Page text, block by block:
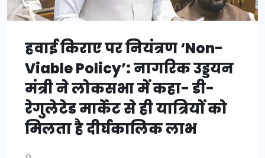
हवाई किराए पर नियंत्रण ‘Non-
Viable Policy’: नागरिक उड्डयन
मंत्री ने लोकसभा में कहा- डी-
रेगुलेटेड मार्केट से ही यात्रियों को
मिलता है दीर्घकालिक लाभ